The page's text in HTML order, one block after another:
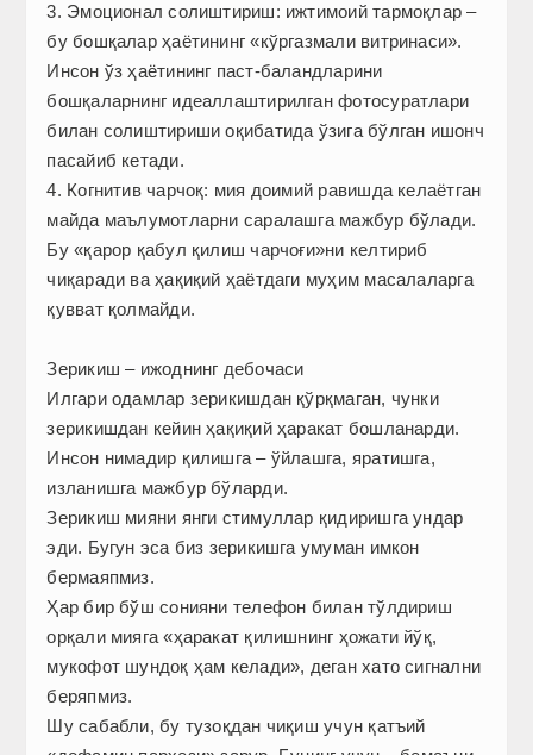
3. Эмоционал солиштириш: ижтимоий тармоқлар –
бу бошқалар ҳаётининг «кўргазмали витринаси».
Инсон ўз ҳаётининг паст-баландларини
бошқаларнинг идеаллаштирилган фотосуратлари
билан солиштириши оқибатида ўзига бўлган ишонч
пасайиб кетади.
4. Когнитив чарчоқ: мия доимий равишда келаётган
майда маълумотларни саралашга мажбур бўлади.
Бу «қарор қабул қилиш чарчоғи»ни келтириб
чиқаради ва ҳақиқий ҳаётдаги муҳим масалаларга
қувват қолмайди.
Зерикиш – ижоднинг дебочаси
Илгари одамлар зерикишдан қўрқмаган, чунки
зерикишдан кейин ҳақиқий ҳаракат бош­ланарди.
Инсон нимадир қилишга – ўйлашга, яратишга,
изланишга мажбур бўларди.
Зерикиш мияни янги стимуллар қидиришга ундар
эди. Бугун эса биз зерикишга умуман имкон
бермаяпмиз.
Ҳар бир бўш сонияни телефон билан тўлдириш
орқали мияга «ҳаракат қилишнинг ҳожати йўқ,
мукофот шундоқ ҳам келади», деган хато сигнални
беряпмиз.
Шу сабабли, бу тузоқдан чиқиш учун қатъий